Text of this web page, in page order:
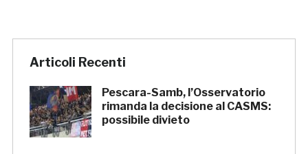
Articoli Recenti
Pescara-Samb, l’Osservatorio
rimanda la decisione al CASMS:
possibile divieto